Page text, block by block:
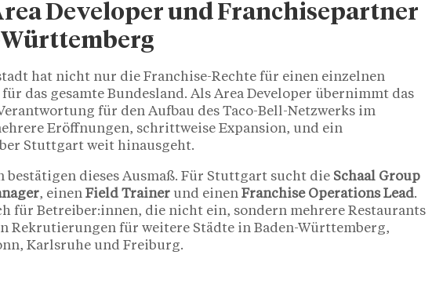
Developer und Franchisepartner
hat nicht nur die Franchise-Rechte für einen einzelnen
das gesamte Bundesland. Als Area Developer übernimmt das
für den Aufbau des Taco-Bell-Netzwerks im
Eröffnungen, schrittweise Expansion, und ein
Stuttgart weit hinausgeht.
bestätigen dieses Ausmaß. Für Stuttgart sucht die Schaal Group
, einen Field Trainer und einen Franchise Operations Lead.
für Betreiber:innen, die nicht ein, sondern mehrere Restaurants
Rekrutierungen für weitere Städte in Baden-Württemberg,
Karlsruhe und Freiburg.